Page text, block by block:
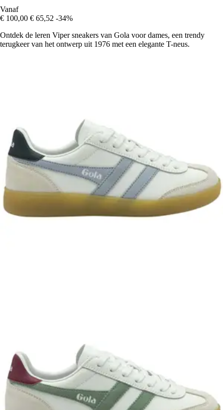
Vanaf
€ 100,00 € 65,52 -34%
Ontdek de leren Viper sneakers van Gola voor dames, een trendy
terugkeer van het ontwerp uit 1976 met een elegante T-neus.